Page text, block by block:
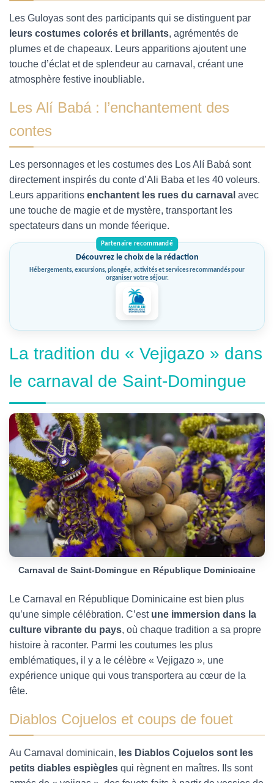
Les Guloyas sont des participants qui se distinguent par
leurs costumes colorés et brillants, agrémentés de
plumes et de chapeaux. Leurs apparitions ajoutent une
touche d’éclat et de splendeur au carnaval, créant une
atmosphère festive inoubliable.
Les Alí Babá : l’enchantement des
contes
Les personnages et les costumes des Los Alí Babá sont
directement inspirés du conte d’Ali Baba et les 40 voleurs.
Leurs apparitions enchantent les rues du carnaval avec
une touche de magie et de mystère, transportant les
spectateurs dans un monde féerique.
Découvrez le choix de la rédaction
Hébergements, excursions, plongée, activités et services recommandés pour
organiser votre séjour.
La tradition du « Vejigazo » dans
le carnaval de Saint-Domingue
Carnaval de Saint-Domingue en République Dominicaine
Le Carnaval en République Dominicaine est bien plus
qu’une simple célébration. C’estune immersion dans la
culture vibrante du pays, où chaque tradition a sa propre
histoire à raconter. Parmi les coutumes les plus
emblématiques, il y a le célèbre « Vejigazo », une
expérience unique qui vous transportera au cœur de la
fête.
Diablos Cojuelos et coups de fouet
Au Carnaval dominicain, les Diablos Cojuelos sont les
petits diables espiègles qui règnent en maîtres. Ils sont